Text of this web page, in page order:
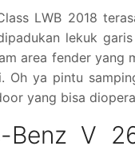
LWB 2018
lekuk
area fender
Oh ya pintu
yang bisa
Benz V